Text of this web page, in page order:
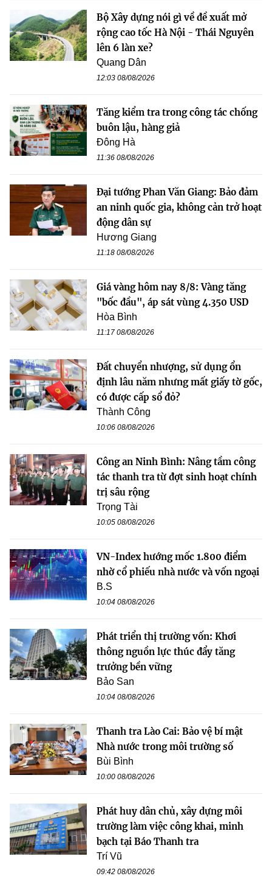
Bộ Xây dựng nói gì về đề xuất mở
rộng cao tốc Hà Nội - Thái Nguyên
lên 6 làn xe?
Quang Dân
12:03 08/08/2026
Tăng kiểm tra trong công tác chống
buôn lậu, hàng giả
Đông Hà
11:36 08/08/2026
Đại tướng Phan Văn Giang: Bảo đảm
an ninh quốc gia, không cản trở hoạt
động dân sự
Hương Giang
11:18 08/08/2026
Giá vàng hôm nay 8/8: Vàng tăng
"bốc đầu", áp sát vùng 4.350 USD
Hòa Bình
11:17 08/08/2026
Đất chuyển nhượng, sử dụng ổn
định lâu năm nhưng mất giấy tờ gốc,
có được cấp sổ đỏ?
Thành Công
10:06 08/08/2026
Công an Ninh Bình: Nâng tầm công
tác thanh tra từ đợt sinh hoạt chính
trị sâu rộng
Trọng Tài
10:05 08/08/2026
VN-Index hướng mốc 1.800 điểm
nhờ cổ phiếu nhà nước và vốn ngoại
B.S
10:04 08/08/2026
Phát triển thị trường vốn: Khơi
thông nguồn lực thúc đẩy tăng
trưởng bền vững
Bảo San
10:04 08/08/2026
Thanh tra Lào Cai: Bảo vệ bí mật
Nhà nước trong môi trường số
Bùi Bình
10:00 08/08/2026
Phát huy dân chủ, xây dựng môi
trường làm việc công khai, minh
bạch tại Báo Thanh tra
Trí Vũ
09:42 08/08/2026